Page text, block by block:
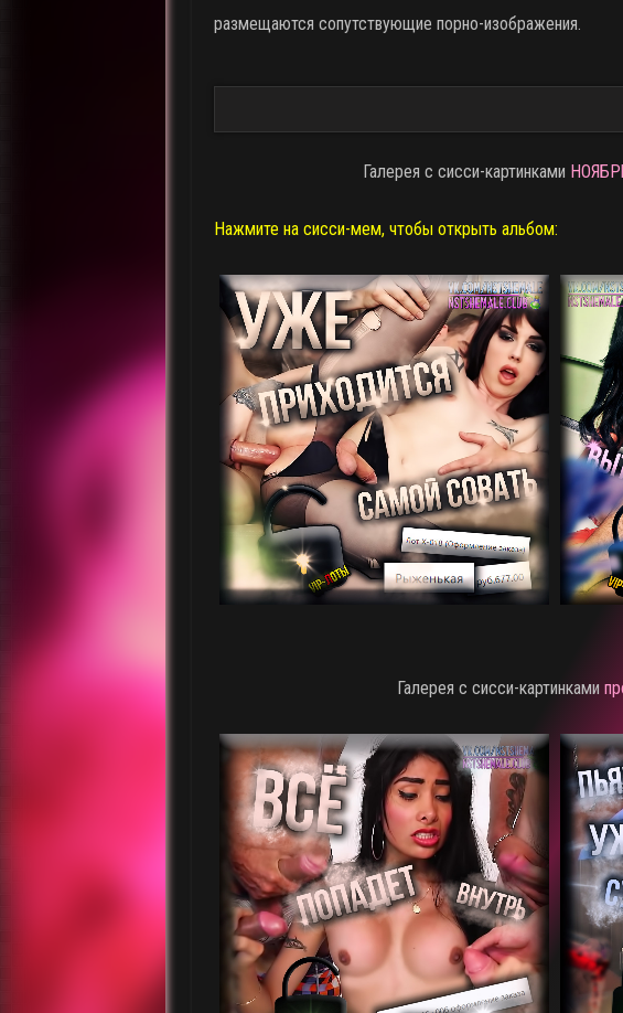
размещаются сопутствующие порно-изображения.
Галерея с сисси-картинками
Нажмите на сисси-мем, чтобы открыть альбом:
Галерея с сисси-картинками